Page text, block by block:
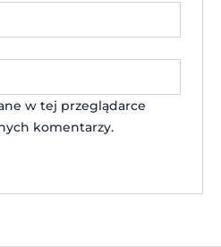
w tej przeglądarce
komentarzy.